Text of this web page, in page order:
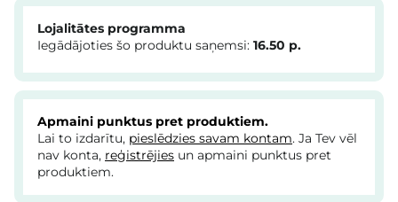
Lojalitātes programma
Iegādājoties šo produktu saņemsi: 16.50 p.
Apmaini punktus pret produktiem.
Lai to izdarītu, pieslēdzies savam kontam. Ja Tev vēl
nav konta, reģistrējies un apmaini punktus pret
produktiem.